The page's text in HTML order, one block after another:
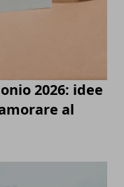
2026: idee
al